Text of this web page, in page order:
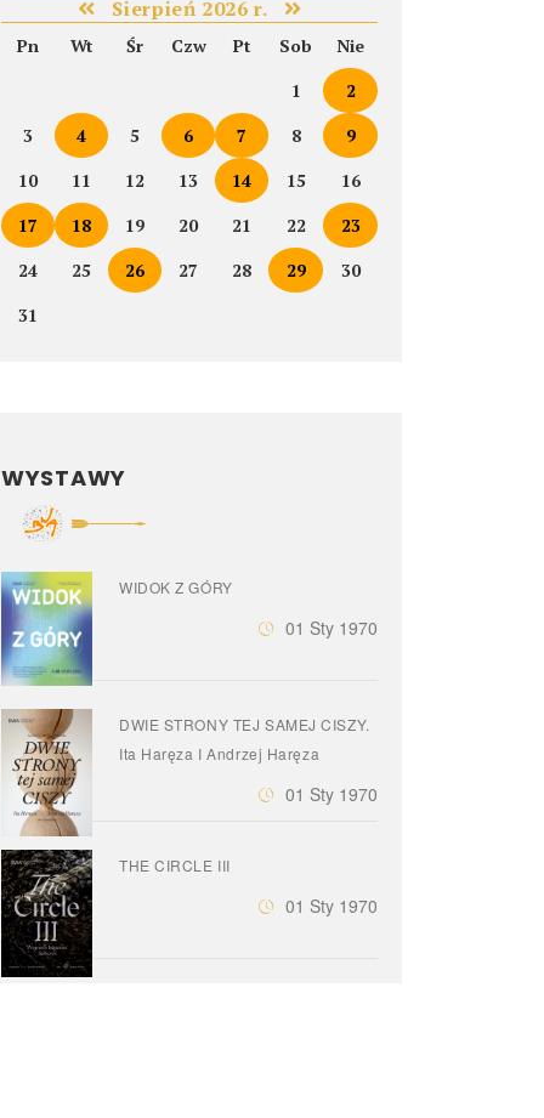
Sierpień 2026 r.
Pn Wt Śr Czw Pt Sob
Nie
1
2
3
4 5 6 7 8
9
10
11 12 13 14 15
16
17
18 19 20 21 22
23
24
25 26 27 28 29
30
31
WYSTAWY
WIDOK Z GÓRY
01 Sty 1970
DWIE STRONY TEJ SAMEJ CISZY.
Ita Haręza I Andrzej Haręza
01 Sty 1970
THE CIRCLE III
01 Sty 1970